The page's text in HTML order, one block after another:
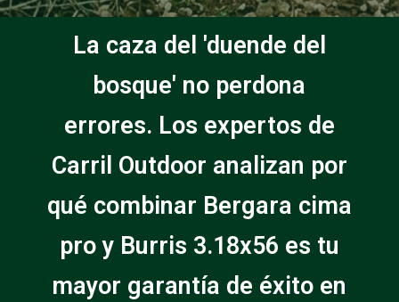
La caza del 'duende del
bosque' no perdona
errores. Los expertos de
Carril Outdoor analizan por
qué combinar Bergara cima
pro y Burris 3.18x56 es tu
mayor garantía de éxito en